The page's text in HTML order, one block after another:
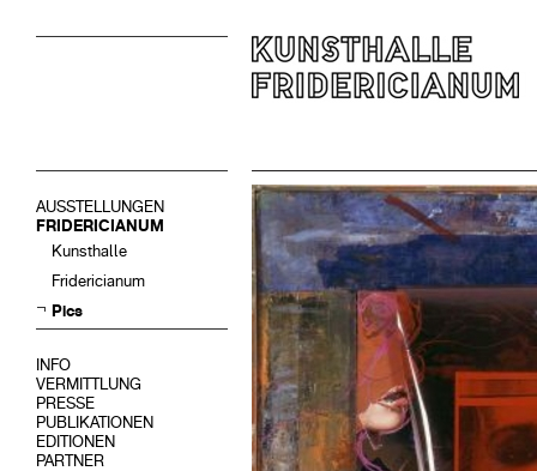
AUSSTELLUNGEN
FRIDERICIANUM
Kunsthalle
Fridericianum
Pics
INFO
VERMITTLUNG
PRESSE
PUBLIKATIONEN
EDITIONEN
PARTNER